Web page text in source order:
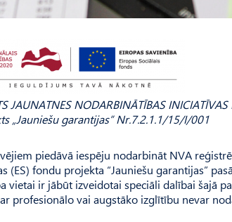
JAUNATNES NODARBINĀTĪBAS INICIATĪVAS
„Jauniešu garantijas” Nr.7.2.1.1/15/I/001
piedāvā iespēju nodarbināt NVA
(ES) fondu projekta “Jauniešu garantijas”
vietai ir jābūt izveidotai speciāli dalībai šajā
profesionālo vai augstāko izglītību nevar